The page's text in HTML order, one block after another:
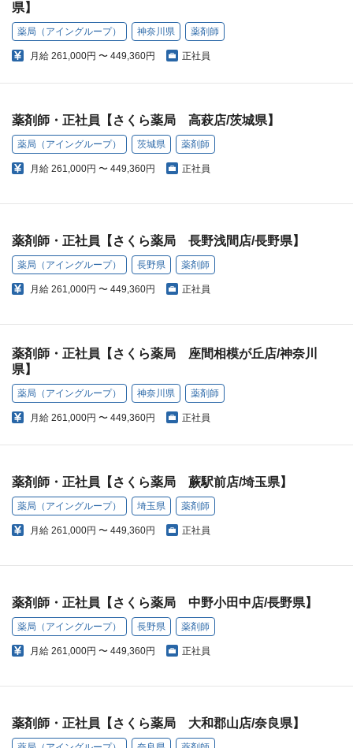
県】
薬局（アイングループ） 神奈川県 薬剤師
月給 261,000円 〜 449,360円 正社員
薬剤師・正社員【さくら薬局 高萩店/茨城県】
薬局（アイングループ） 茨城県 薬剤師
月給 261,000円 〜 449,360円 正社員
薬剤師・正社員【さくら薬局 長野浅間店/長野県】
薬局（アイングループ） 長野県 薬剤師
月給 261,000円 〜 449,360円 正社員
薬剤師・正社員【さくら薬局 座間相模が丘店/神奈川
県】
薬局（アイングループ） 神奈川県 薬剤師
月給 261,000円 〜 449,360円 正社員
薬剤師・正社員【さくら薬局 蕨駅前店/埼玉県】
薬局（アイングループ） 埼玉県 薬剤師
月給 261,000円 〜 449,360円 正社員
薬剤師・正社員【さくら薬局 中野小田中店/長野県】
薬局（アイングループ） 長野県 薬剤師
月給 261,000円 〜 449,360円 正社員
薬剤師・正社員【さくら薬局 大和郡山店/奈良県】